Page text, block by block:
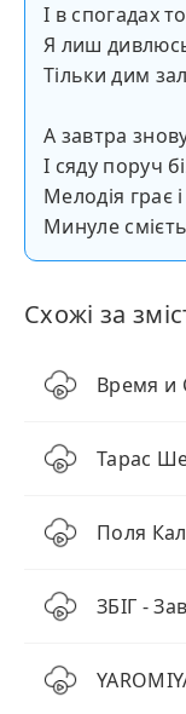
І в спогадах
Я лиш
Тільки дим
А завтра
І сяду поруч
Мелодія грає
Минуле
Схожі за
Время и
ЗБІГ -